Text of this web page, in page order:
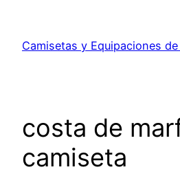
contenido
Camisetas y Equipaciones
costa de
camiseta